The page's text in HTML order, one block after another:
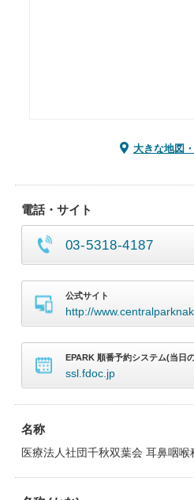
大きな地図
電話・サイト
03-5318-4187
公式サイト
http://
EPARK 順番予約システム(当日
ssl.fdoc.jp
名称
医療法人社団千秋双葉会 耳鼻咽